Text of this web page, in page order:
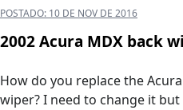
POSTADO: 10 DE NOV DE 2016
2002 Acura MDX back
How do you replace the
wiper? I need to change it